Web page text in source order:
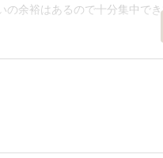
の余裕はあるので十分集中で